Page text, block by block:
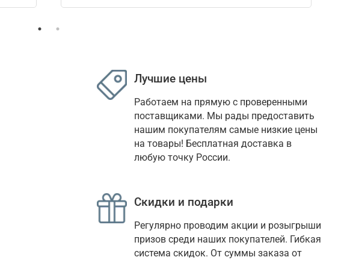
Лучшие цены
Работаем на прямую с проверенными
поставщиками. Мы рады предоставить
нашим покупателям самые низкие цены
на товары! Бесплатная доставка в
любую точку России.
Скидки и подарки
Регулярно проводим акции и розыгрыши
призов среди наших покупателей. Гибкая
система скидок. От суммы заказа от